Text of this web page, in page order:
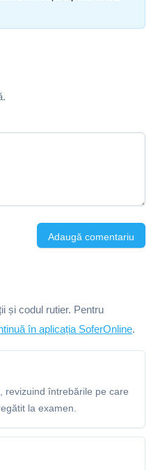
Adaugă comentariu
și codul rutier. Pentru
în aplicația SoferOnline.
revizuind întrebările pe care
la examen.